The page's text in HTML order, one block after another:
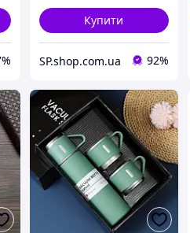
Купити
SP.shop.com.ua 92%